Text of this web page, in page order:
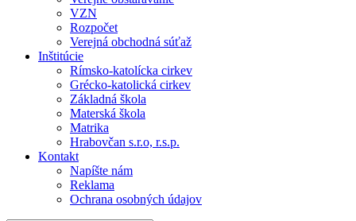
VZN
Rozpočet
Verejná obchodná súťaž
Inštitúcie
Rímsko-katolícka cirkev
Grécko-katolická cirkev
Základná škola
Materská škola
Matrika
Hrabovčan s.r.o, r.s.p.
Kontakt
Napíšte nám
Reklama
Ochrana osobných údajov